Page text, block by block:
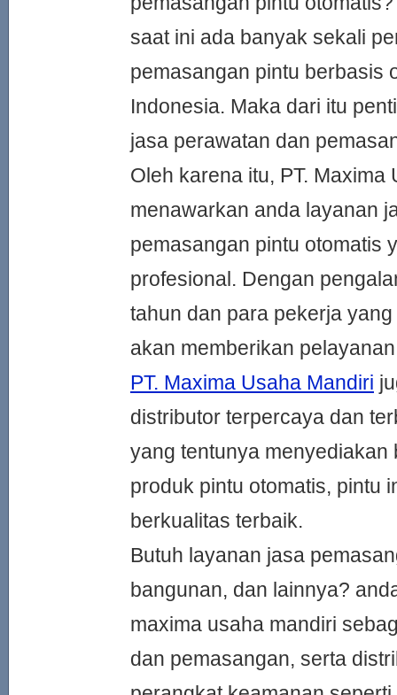
saat ini ada banyak sekali
pemasangan pintu berbasis
Indonesia. Maka dari itu
jasa perawatan dan
Oleh karena itu, PT. Maxima
menawarkan anda layanan
pemasangan pintu otomatis
profesional. Dengan
tahun dan para pekerja
akan memberikan
PT. Maxima Usaha Mandiri
distributor terpercaya dan
yang tentunya menyediakan
produk pintu otomatis, pintu
berkualitas terbaik.
Butuh layanan jasa
bangunan, dan lainnya?
maxima usaha mandiri
dan pemasangan, serta